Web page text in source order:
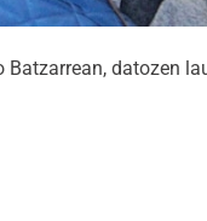
datozen